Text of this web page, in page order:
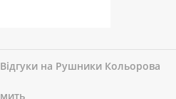
Відгуки на Рушники Кольорова
мить